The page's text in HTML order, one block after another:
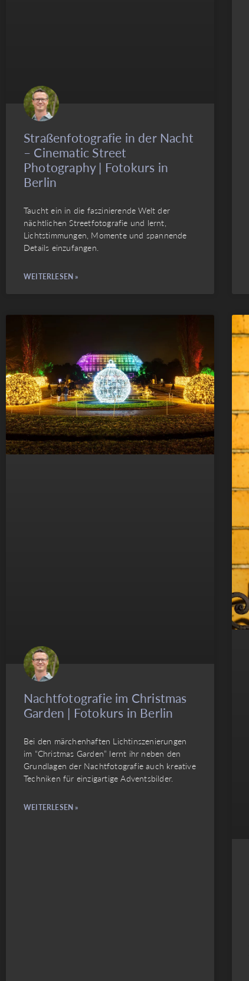
Straßenfotografie in der Nacht
– Cinematic Street
Photography | Fotokurs in
Berlin
Taucht ein in die faszinierende Welt der
nächtlichen Streetfotografie und lernt,
Lichtstimmungen, Momente und spannende
Details einzufangen.
WEITERLESEN »
Nachtfotografie im Christmas
Garden | Fotokurs in Berlin
Bei den märchenhaften Lichtinszenierungen
im “Christmas Garden” lernt ihr neben den
Grundlagen der Nachtfotografie auch kreative
Techniken für einzigartige Adventsbilder.
WEITERLESEN »